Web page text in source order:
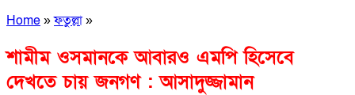
Home»ফতুল্লা»
শামীম ওসমানকে আবারও এমপি হিসেবে
দেখতে চায় জনগণ : আসাদুজ্জামান